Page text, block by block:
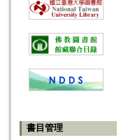
書目管理